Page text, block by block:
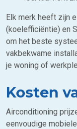
Elk merk heeft zijn
(koelefficiëntie) en
om het beste
vakbekwame
je woning of
Kosten
Airconditioning
eenvoudige